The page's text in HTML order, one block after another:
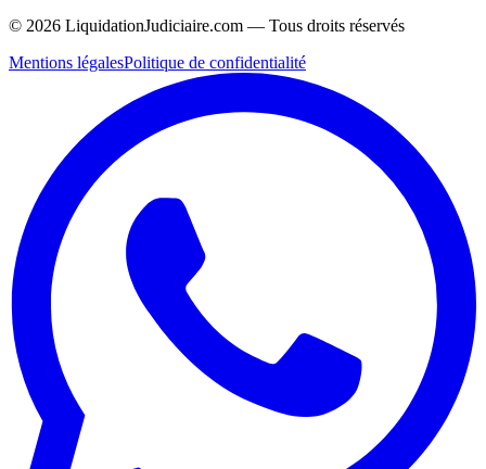
© 2026 LiquidationJudiciaire.com — Tous droits réservés
Mentions légalesPolitique de confidentialité